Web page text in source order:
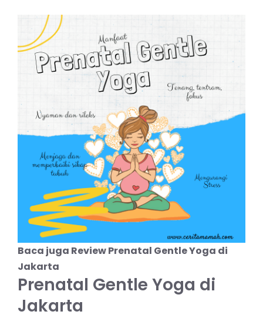
Baca juga Review Prenatal Gentle Yoga di
Jakarta
Prenatal Gentle Yoga di
Jakarta